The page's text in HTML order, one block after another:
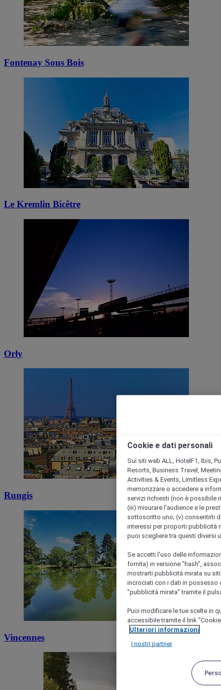
Fontenay Sous Bois
Le Kremlin Bicêtre
Orly
Rungis
Vincennes
Cookie e dati personali
Sui siti web ALL, HotelF1, Ibis,
Resorts, Business Travel,
Activities & Events, Limitless
memorizzare o accedere a
servizi richiesti (non è possibile
(iii) misurare l'audience e le
sottoscritto uno; (v) consentirti
interessi per proporti pubblicità
puoi scegliere tra questi diversi
Se accetti l'uso delle
fornita) in versione "hash",
mostrarti pubblicità mirata su
incrociati con i dati in possesso
"pubblicità mirata" tramite il
Puoi modificare le tue scelte in
accessibile tramite il link
Ulteriori informazioni
I nostri partner